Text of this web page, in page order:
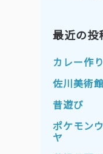
2023年9月
2023年7月
2023年5月
2023年3月
2023年1月
2022年11
最近の投
カレー作
佐川美術館
昔遊び
ポケモン
ヤ